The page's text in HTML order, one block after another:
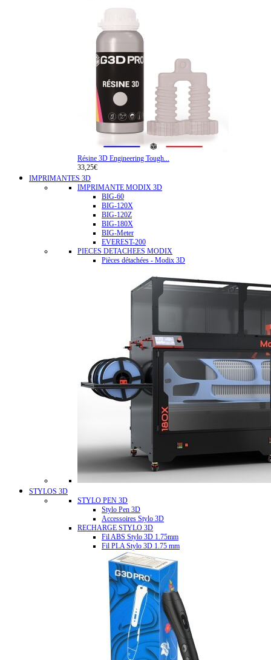
Résine 3D Engineering Tough...
33,25€
IMPRIMANTES 3D
IMPRIMANTE MODIX 3D
BIG-60
BIG-120X
BIG-120Z
BIG-180X
BIG-Meter
EVEREST-200
PIECES DETACHEES MODIX
Pièces détachées - Modix 3D
STYLOS 3D
STYLO PEN 3D
Stylo Pen 3D
Accessoires Stylo 3D
RECHARGE STYLO 3D
Fil ABS Stylo 3D 1.75mm
Fil PLA Stylo 3D 1.75 mm